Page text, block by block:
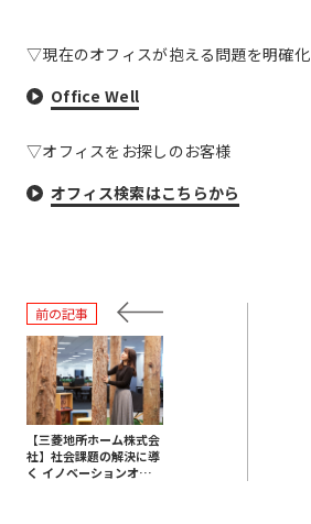
▽現在のオフィスが抱える問題を明確化
Office Well
▽オフィスをお探しのお客様
オフィス検索はこちらから
前の記事
【三菱地所ホーム株式会
社】社会課題の解決に導
く イノベーションオフィ